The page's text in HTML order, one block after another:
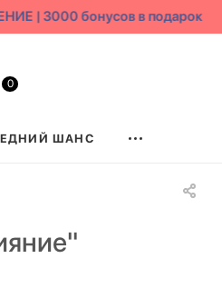
| 3000 бонусов в подарок
0
ШАНС